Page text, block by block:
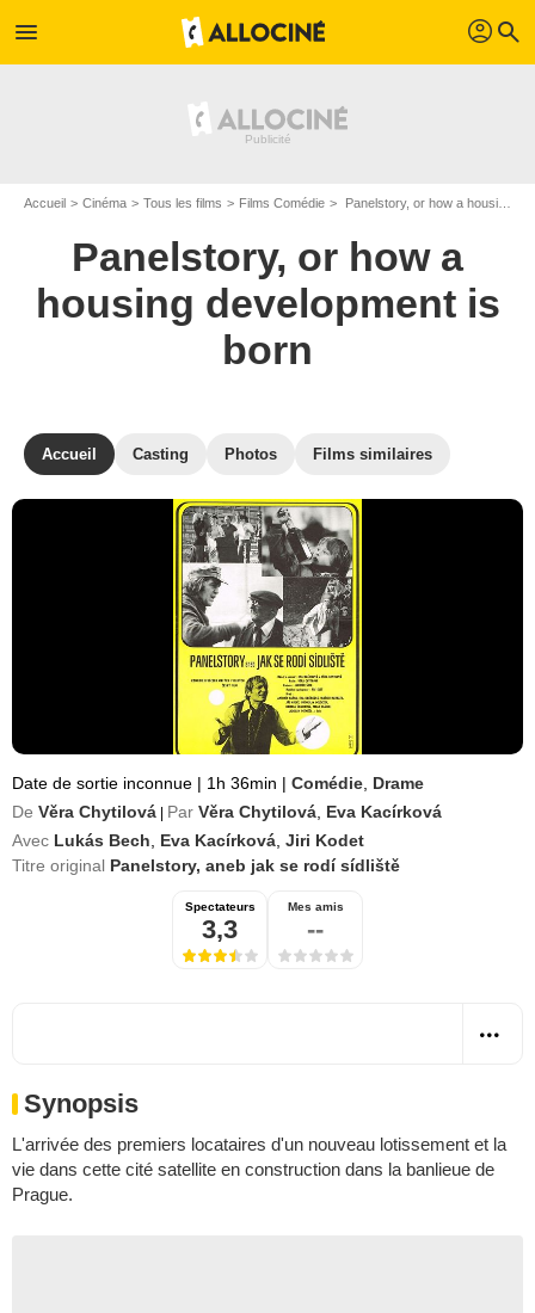
menu profil search
Accueil Cinéma Tous les films Films Comédie Panelstory, or how a housing development is born de Věra Chytilová
Panelstory, or how a
housing development is
born
Accueil Casting Photos Films similaires
Date de sortie inconnue | 1h 36min | Comédie Drame
De Věra Chytilová Par Věra Chytilová Eva Kacírková
Avec Lukás Bech Eva Kacírková Jiri Kodet
Titre original Panelstory, aneb jak se rodí sídliště
Spectateurs
3,3
Mes amis
--
Synopsis
L'arrivée des premiers locataires d'un nouveau lotissement et la
vie dans cette cité satellite en construction dans la banlieue de
Prague.